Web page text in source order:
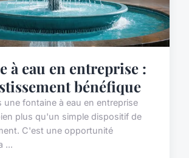
à eau en entreprise :
bénéfique
une fontaine à eau en entreprise
plus qu'un simple dispositif de
C'est une opportunité
...